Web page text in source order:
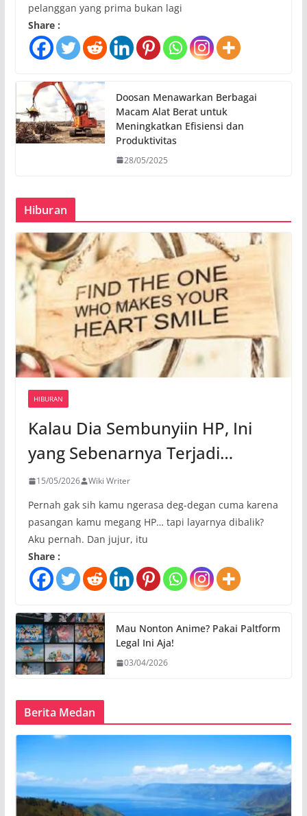
pelanggan yang prima bukan lagi
Share :
Doosan Menawarkan Berbagai
Macam Alat Berat untuk
Meningkatkan Efisiensi dan
Produktivitas
28/05/2025
Hiburan
HIBURAN
Kalau Dia Sembunyiin HP, Ini
yang Sebenarnya Terjadi…
15/05/2026 Wiki Writer
Pernah gak sih kamu ngerasa deg-degan cuma karena
pasangan kamu megang HP… tapi layarnya dibalik?
Aku pernah. Dan jujur, itu
Share :
Mau Nonton Anime? Pakai Paltform
Legal Ini Aja!
03/04/2026
Berita Medan